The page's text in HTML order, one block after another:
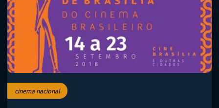
cinema nacional